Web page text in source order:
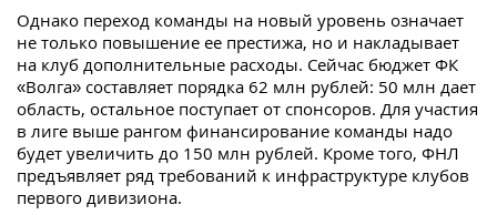
Однако переход команды на новый уровень означает
не только повышение ее престижа, но и накладывает
на клуб дополнительные расходы. Сейчас бюджет ФК
«Волга» составляет порядка 62 млн рублей: 50 млн дает
область, остальное поступает от спонсоров. Для участия
в лиге выше рангом финансирование команды надо
будет увеличить до 150 млн рублей. Кроме того, ФНЛ
предъявляет ряд требований к инфраструктуре клубов
первого дивизиона.